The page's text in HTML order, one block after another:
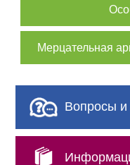
Мерцательная
Вопросы и